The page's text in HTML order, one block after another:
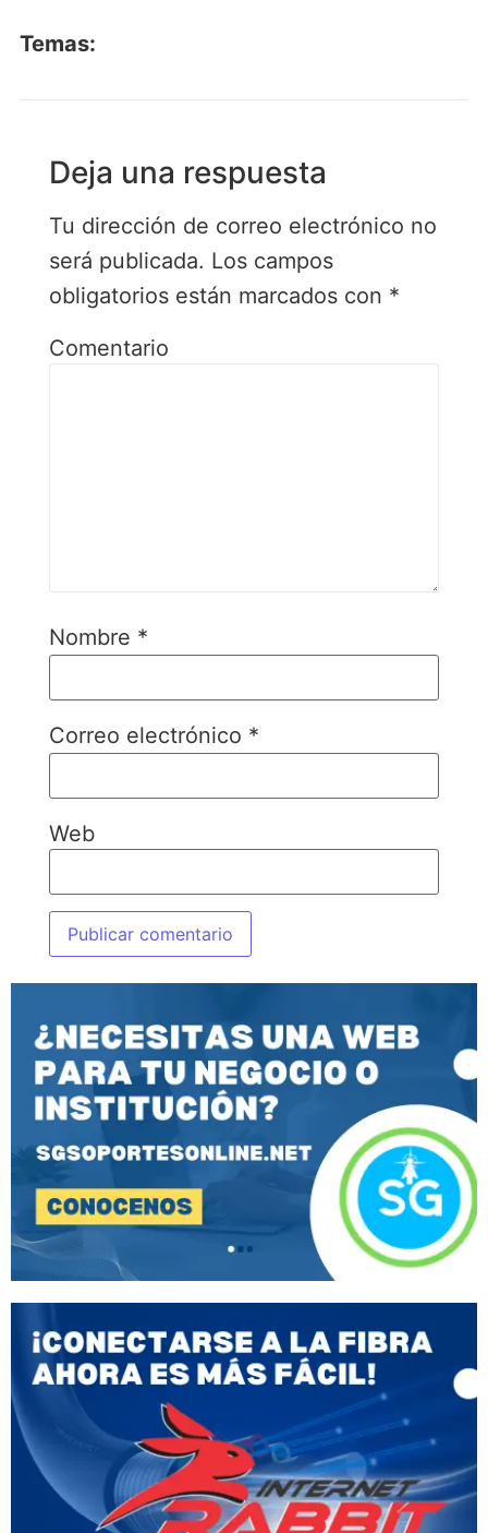
Temas:
Deja una respuesta
Tu dirección de correo electrónico no
será publicada. Los campos
obligatorios están marcados con *
Comentario
Nombre *
Correo electrónico *
Web